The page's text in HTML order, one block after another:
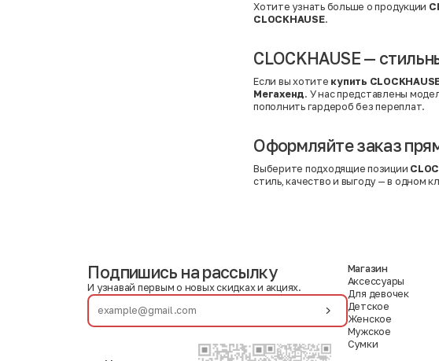
Хотите узнать больше о продукции
CLOCKHAUSE.
CLOCKHAUSE —
Если вы хотите купить
Мегахенд. У нас представлены
пополнить гардероб без переплат.
Оформляйте заказ
Выберите подходящие позиции
стиль, качество и выгоду — в одном
Подпишись на рассылку
И узнавай первым о новых скидках и акциях.
Магазин
Аксессуары
Для девочек
Детское
Женское
Мужское
Сумки